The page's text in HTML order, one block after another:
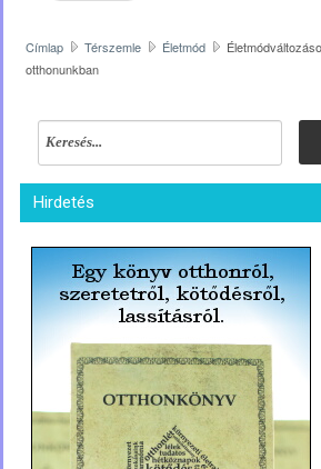
Címlap Térszemle Életmód
otthonunkban
Hirdetés